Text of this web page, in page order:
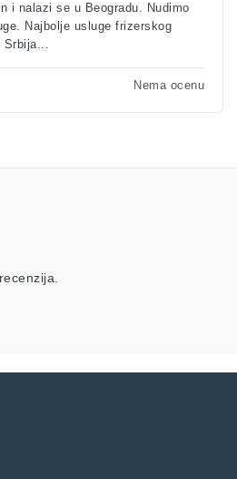
i nalazi se u Beogradu. Nudimo
Najbolje usluge frizerskog
Srbija...
Nema ocenu